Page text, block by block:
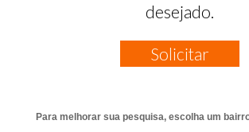
desejado.
Solicitar
Para melhorar sua pesquisa, escolha um